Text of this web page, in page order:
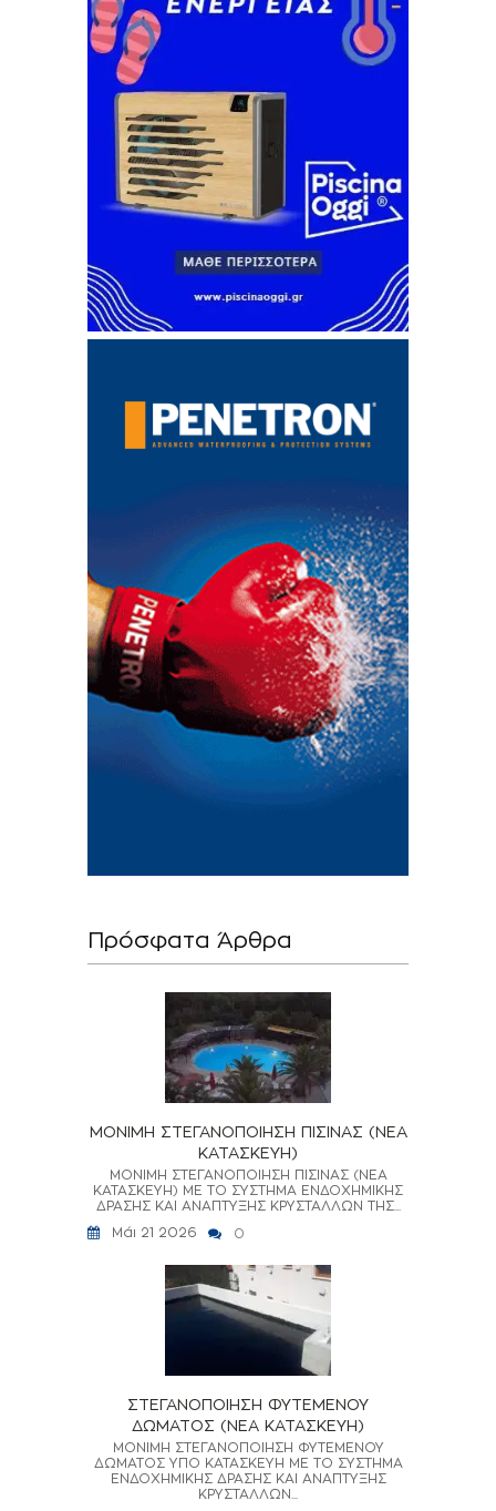
Πρόσφατα Άρθρα
ΜΟΝΙΜΗ ΣΤΕΓΑΝΟΠΟΙΗΣΗ ΠΙΣΙΝΑΣ (ΝΕΑ
ΚΑΤΑΣΚΕΥΗ)
ΜΟΝΙΜΗ ΣΤΕΓΑΝΟΠΟΙΗΣΗ ΠΙΣΙΝΑΣ (ΝΕΑ
ΚΑΤΑΣΚΕΥΗ) ΜΕ ΤΟ ΣΥΣΤΗΜΑ ΕΝΔΟΧΗΜΙΚΗΣ
ΔΡΑΣΗΣ ΚΑΙ ΑΝΑΠΤΥΞΗΣ ΚΡΥΣΤΑΛΛΩΝ ΤΗΣ...
Μάι 21 2026
0
ΣΤΕΓΑΝΟΠΟΙΗΣΗ ΦΥΤΕΜΕΝΟΥ
ΔΩΜΑΤΟΣ (ΝΕΑ ΚΑΤΑΣΚΕΥΗ)
ΜΟΝΙΜΗ ΣΤΕΓΑΝΟΠΟΙΗΣΗ ΦΥΤΕΜΕΝΟΥ
ΔΩΜΑΤΟΣ ΥΠΟ ΚΑΤΑΣΚΕΥΗ ΜΕ ΤΟ ΣΥΣΤΗΜΑ
ΕΝΔΟΧΗΜΙΚΗΣ ΔΡΑΣΗΣ ΚΑΙ ΑΝΑΠΤΥΞΗΣ
ΚΡΥΣΤΑΛΛΩΝ...